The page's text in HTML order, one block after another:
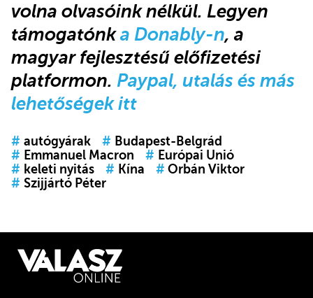
volna olvasóink nélkül. Legyen
támogatónka Donably-n, a
magyar fejlesztésű előfizetési
platformon. Paypal, utalás és más
lehetőségek itt
# autógyárak # Budapest-Belgrád
# Emmanuel Macron # Európai Unió
# keleti nyitás # Kína # Orbán Viktor
# Szijjártó Péter